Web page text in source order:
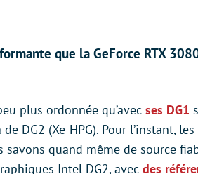
que la GeForce RTX
plus ordonnée qu’avec ses DG1
DG2 (Xe-HPG). Pour l’instant, les
savons quand même de source
Intel DG2, avec des